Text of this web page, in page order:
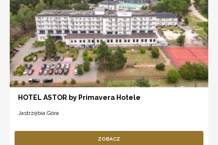
HOTEL ASTOR by Primavera Hotele
Jastrzębia Góra
ZOBACZ